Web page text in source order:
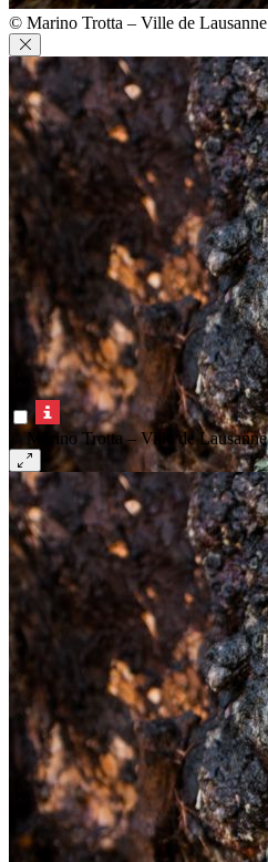
© Marino Trotta – Ville de Lausanne
© Marino Trotta – Ville de Lausanne